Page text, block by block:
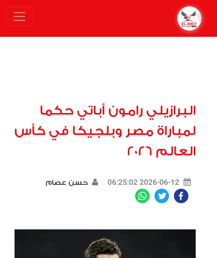
البرازيلي رامون أباتي حكما
لمباراة مصر وبلجيكا في كأس
العالم 2026
2026-06-12 06:25:02 حسن عصام
Facebook
Twitter